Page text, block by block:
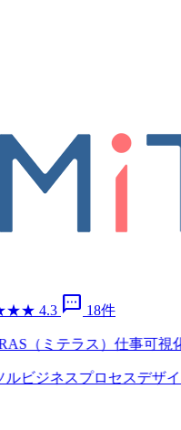
★★ 4.3 sms 18件
（ミテラス）仕事可視
ルビジネスプロセスデザ